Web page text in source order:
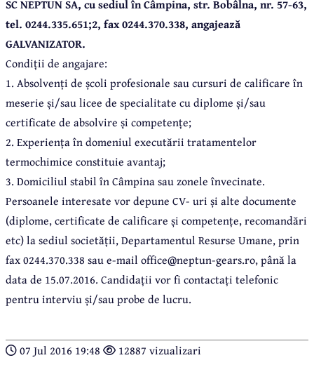
SC NEPTUN SA, cu sediul în Câmpina, str. Bobâlna, nr. 57-63,
tel. 0244.335.651;2, fax 0244.370.338, angajează
GALVANIZATOR.
Condiții de angajare:
1. Absolvenți de școli profesionale sau cursuri de calificare în
meserie și/sau licee de specialitate cu diplome și/sau
certificate de absolvire și competențe;
2. Experiența în domeniul executării tratamentelor
termochimice constituie avantaj;
3. Domiciliul stabil în Câmpina sau zonele învecinate.
Persoanele interesate vor depune CV- uri și alte documente
(diplome, certificate de calificare și competențe, recomandări
etc) la sediul societății, Departamentul Resurse Umane, prin
fax 0244.370.338 sau e-mail office@neptun-gears.ro, până la
data de 15.07.2016. Candidații vor fi contactați telefonic
pentru interviu și/sau probe de lucru.
07 Jul 2016 19:48 12887 vizualizari